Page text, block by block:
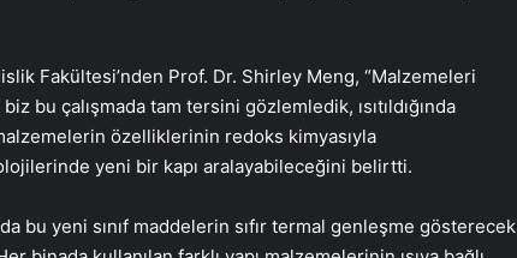
Fakültesi’nden Prof. Dr. Shirley Meng, “Malzemeleri
bu çalışmada tam tersini gözlemledik, ısıtıldığında
özelliklerinin redoks kimyasıyla
yeni bir kapı aralayabileceğini belirtti.
bu yeni sınıf maddelerin sıfır termal genleşme gösterecek